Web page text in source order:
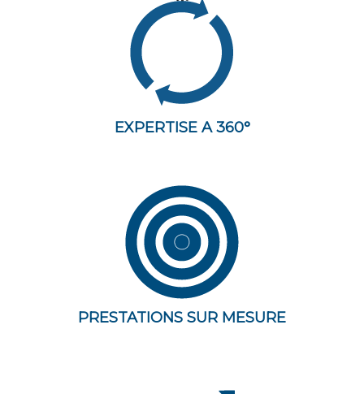
EXPERTISE A 360°
PRESTATIONS SUR MESURE